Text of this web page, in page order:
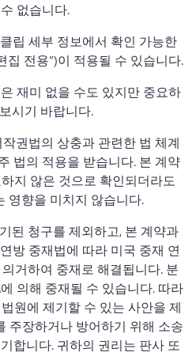
수 없습니다.
립 세부 정보에서 확인 가능한
재미 없을 수도 있지만 중요하
시기 바랍니다.
권법의 상충과 관련한 법 체계
법의 적용을 받습니다. 본 계약
지 않은 것으로 확인되더라도
영향을 미치지 않습니다.
된 청구를 제외하고, 본 계약과
방 중재법에 따라 미국 중재 연
의거하여 중재로 해결됩니다. 분
의해 중재될 수 있습니다. 따라
원에 제기할 수 있는 사안을 제
주장하거나 방어하기 위해 소송
합니다. 귀하의 권리는 판사 또